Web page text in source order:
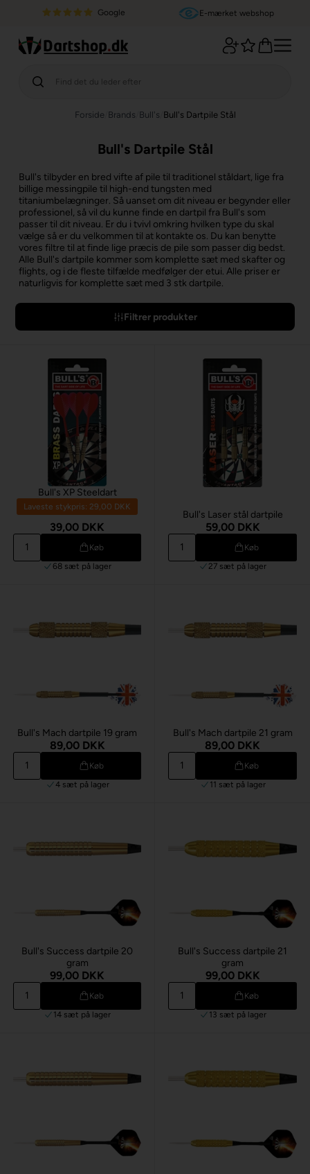
Google E-mærket webshop
Forside Brands Bull's Bull's Dartpile Stål
Bull's Dartpile Stål
Bull's tilbyder en bred vifte af pile til traditionel ståldart, lige fra
billige messingpile til high-end tungsten med
titaniumbelægninger. Så uanset om dit niveau er begynder eller
professionel, så vil du kunne finde en dartpil fra Bull's som
passer til dit niveau. Er du i tvivl omkring hvilken type du skal
vælge så er du velkommen til at kontakte os. Du kan benytte
vores filtre til at finde lige præcis de pile som passer dig bedst.
Alle Bull's dartpile kommer som komplette sæt med skafter og
flights, og i de fleste tilfælde medfølger der etui. Alle priser er
naturligvis for komplette sæt med 3 stk dartpile.
Filtrer produkter
Bull's XP Steeldart
Laveste stykpris: 29,00 DKK
39,00 DKK
Køb
68 sæt på lager
Bull's Laser stål dartpile
59,00 DKK
Køb
27 sæt på lager
Bull's Mach dartpile 19 gram
89,00 DKK
Køb
4 sæt på lager
Bull's Mach dartpile 21 gram
89,00 DKK
Køb
11 sæt på lager
Bull's Success dartpile 20
gram
99,00 DKK
Køb
14 sæt på lager
Bull's Success dartpile 21
gram
99,00 DKK
Køb
13 sæt på lager